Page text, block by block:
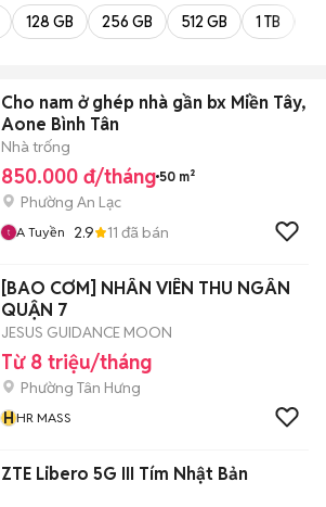
128 GB 256 GB 512 GB 1 TB
Cho nam ở ghép nhà gần bx Miền Tây,
Aone Bình Tân
Nhà trống
850.000 đ/tháng 50 m²
Phường An Lạc
A Tuyền 2.9 11 đã bán
[BAO CƠM] NHÂN VIÊN THU NGÂN
QUẬN 7
JESUS GUIDANCE MOON
Từ 8 triệu/tháng
Phường Tân Hưng
HHR MASS
ZTE Libero 5G III Tím Nhật Bản